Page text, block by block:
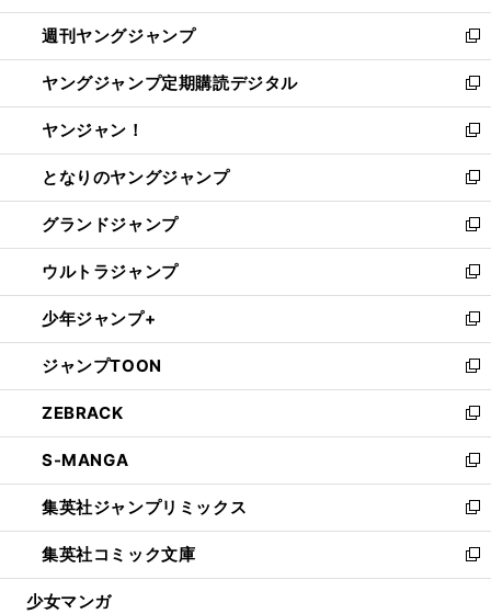
開
く
ウ
で
開
く
ン
ド
ウ
で
開
く
ウ
ィ
ン
ド
ウ
で
開
く
週刊ヤングジャンプ
新
し
い
ウ
ィ
ン
ド
ウ
で
開
く
ヤングジャンプ定期購読デジタル
新
し
い
ウ
ィ
ン
ド
ウ
で
開
く
ヤンジャン！
新
し
い
ウ
ィ
ン
ド
ウ
で
開
く
となりのヤングジャンプ
新
し
い
ウ
ィ
ン
ド
ウ
で
開
く
グランドジャンプ
新
し
い
ウ
ィ
ン
ド
ウ
で
開
く
ウルトラジャンプ
新
し
い
ウ
ィ
ン
ド
ウ
で
開
く
少年ジャンプ+
新
し
い
ウ
ィ
ン
ド
ウ
で
開
く
ジャンプTOON
新
し
い
ウ
ィ
ン
ド
ウ
で
開
ZEBRACK
新
し
い
ウ
ィ
ン
ド
ウ
S-MANGA
新
し
い
ウ
ィ
ン
集英社ジャンプリミックス
新
し
い
ウ
集英社コミック文庫
新
し
少女マンガ